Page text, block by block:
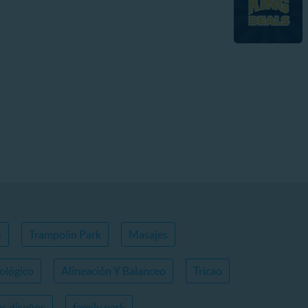
Trampolin Park Masajes
Alineación Y Balanceo Tricao